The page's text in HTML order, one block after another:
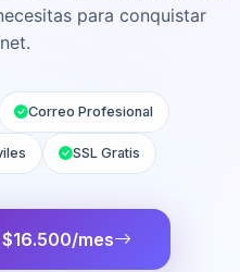
para conquistar
Correo Profesional
SSL Gratis
mes